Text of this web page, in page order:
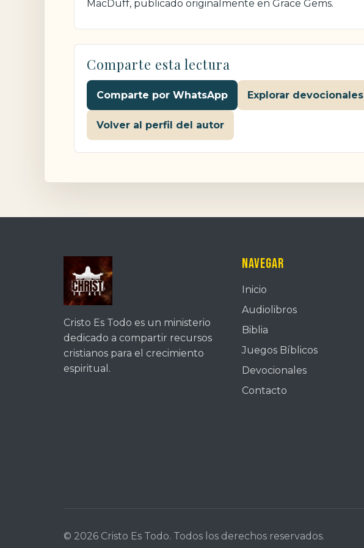
MacDuff, publicado originalmente en Grace Gems.
Comparte esta lectura
Comparte por WhatsApp Explorar devocionales
Volver al perfil del autor
Cristo Es Todo es un ministerio
dedicado a compartir recursos
cristianos para el crecimiento
espiritual.
Navegar
Inicio
Audiolibros
Biblia
Juegos Bíblicos
Devocionales
Contacto
© 2026 Cristo Es Todo. Todos los derechos reservados.